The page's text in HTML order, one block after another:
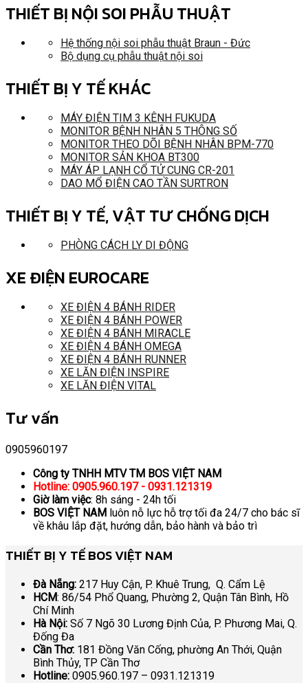
THIẾT BỊ NỘI SOI PHẪU THUẬT
Hệ thống nội soi phẫu thuật Braun - Đức
Bộ dụng cụ phẫu thuật nội soi
THIẾT BỊ Y TẾ KHÁC
MÁY ĐIỆN TIM 3 KÊNH FUKUDA
MONITOR BỆNH NHÂN 5 THÔNG SỐ
MONITOR THEO DÕI BỆNH NHÂN BPM-770
MONITOR SẢN KHOA BT300
MÁY ÁP LẠNH CỔ TỬ CUNG CR-201
DAO MỔ ĐIỆN CAO TẦN SURTRON
THIẾT BỊ Y TẾ, VẬT TƯ CHỐNG DỊCH
PHÒNG CÁCH LY DI ĐỘNG
XE ĐIỆN EUROCARE
XE ĐIỆN 4 BÁNH RIDER
XE ĐIỆN 4 BÁNH POWER
XE ĐIỆN 4 BÁNH MIRACLE
XE ĐIỆN 4 BÁNH OMEGA
XE ĐIỆN 4 BÁNH RUNNER
XE LĂN ĐIỆN INSPIRE
XE LĂN ĐIỆN VITAL
Tư vấn
0905960197
Công ty TNHH MTV TM BOS VIỆT NAM
Hotline: 0905.960.197 - 0931.121319
Giờ làm việc: 8h sáng - 24h tối
BOS VIỆT NAM luôn nỗ lực hỗ trợ tối đa 24/7 cho bác sĩ
về khâu lắp đặt, hướng dẫn, bảo hành và bảo trì
THIẾT BỊ Y TẾ BOS VIỆT NAM
Đà Nẵng: 217 Huy Cận, P. Khuê Trung, Q. Cẩm Lệ
HCM: 86/54 Phổ Quang, Phường 2, Quận Tân Bình, Hồ
Chí Minh
Hà Nội: Số 7 Ngõ 30 Lương Định Của, P. Phương Mai, Q.
Đống Đa
Cần Thơ: 181 Đồng Văn Cống, phường An Thới, Quận
Bình Thủy, TP Cần Thơ
Hotline: 0905.960.197 – 0931.121319